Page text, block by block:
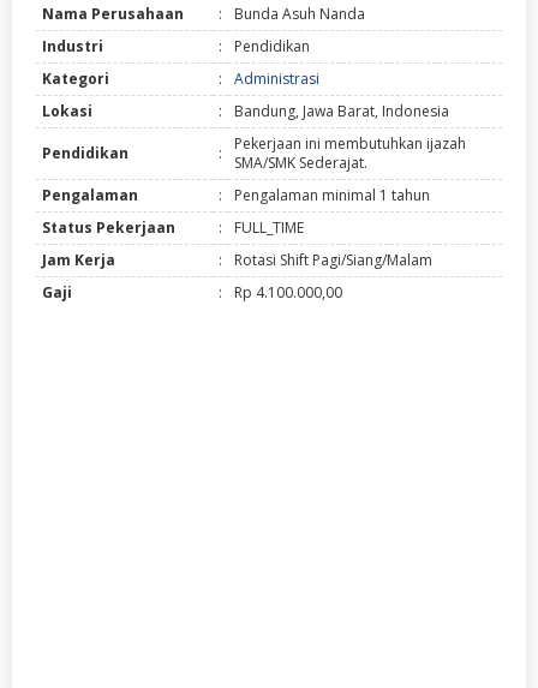
Nama Perusahaan
:
Bunda Asuh Nanda
Industri
:
Pendidikan
Kategori
:
Administrasi
Lokasi
: Bandung, Jawa Barat, Indonesia
Pendidikan :
Pekerjaan ini membutuhkan ijazah
SMA/SMK Sederajat.
Pengalaman
:
Pengalaman minimal 1 tahun
Status Pekerjaan
:
FULL_TIME
Jam Kerja
:
Rotasi Shift Pagi/Siang/Malam
Gaji
: Rp 4.100.000,00